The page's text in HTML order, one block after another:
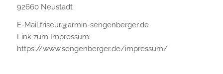
92660 Neustadt
E-Mail:friseur@armin-sengenberger.de
Link zum Impressum:
https://www.sengenberger.de/impressum/